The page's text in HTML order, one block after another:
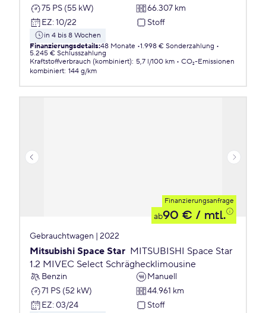
75 PS (55 kW)
66.307 km
EZ: 10/22 Stoff
in 4 bis 8 Wochen
Finanzierungsdetails:48 Monate 1.998 € Sonderzahlung
5.245 € Schlusszahlung
Kraftstoffverbrauch (kombiniert): 5,7 l/100 km
CO₂-Emissionen
kombiniert: 144 g/km
Finanzierungsanfrage
ab90 € / mtl.
Gebrauchtwagen | 2022
Mitsubishi Space Star MITSUBISHI Space Star
1.2 MIVEC Select Schräghecklimousine
Benzin
Manuell
71 PS (52 kW)
44.961 km
EZ: 03/24 Stoff